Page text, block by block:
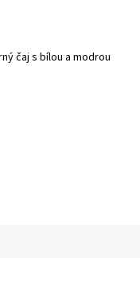
čaj s bílou a modrou